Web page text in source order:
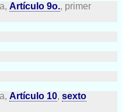
Artículo 9o., primer
Artículo 10, sexto